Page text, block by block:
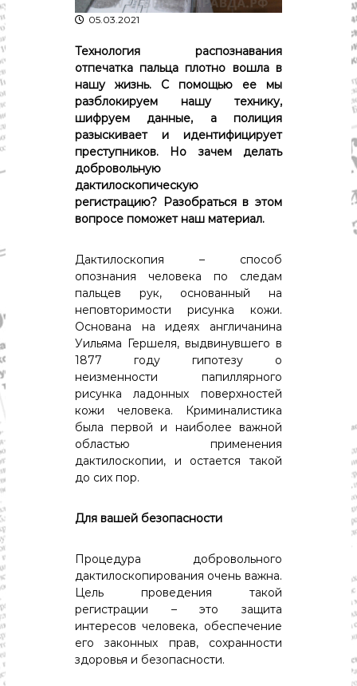
р
д
а
"
К
р
о
м
ы
К
о
т
р
о
о
о
л
а
.
о
о
,
и
т
а
,
э
05.03.2021
Технология распознавания
отпечатка пальца плотно вошла в
нашу жизнь. С помощью ее мы
разблокируем нашу технику,
шифруем данные, а полиция
разыскивает и идентифицирует
преступников. Но зачем делать
добровольную
дактилоскопическую
регистрацию? Разобраться в этом
вопросе поможет наш материал.
Дактилоскопия – способ
опознания человека по следам
пальцев рук, основанный на
неповторимости рисунка кожи.
Основана на идеях англичанина
Уильяма Гершеля, выдвинувшего в
1877 году гипотезу о
неизменности папиллярного
рисунка ладонных поверхностей
кожи человека. Криминалистика
была первой и наиболее важной
областью применения
дактилоскопии, и остается такой
до сих пор.
Для вашей безопасности
Процедура добровольного
дактилоскопирования очень важна.
Цель проведения такой
регистрации – это защита
интересов человека, обеспечение
его законных прав, сохранности
здоровья и безопасности.